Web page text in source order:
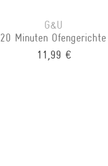
G&U
20 Minuten Ofengerichte
11,99 €